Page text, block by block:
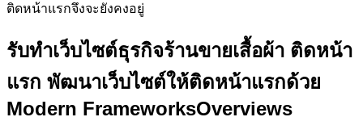
ติดหน้าแรกจึงจะยังคงอยู่
รับทำเว็บไซต์ธุรกิจร้านขายเสื้อผ้า ติดหน้า
แรก พัฒนาเว็บไซต์ให้ติดหน้าแรกด้วย
Modern FrameworksOverviews